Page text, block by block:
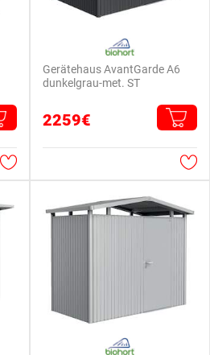
Gerätehaus AvantGarde A6
dunkelgrau-met. ST
2259€